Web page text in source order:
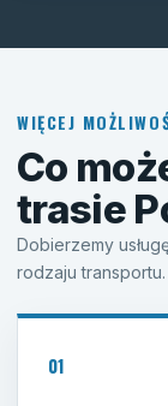
WIĘCEJ
Co
trasie
Dobierzemy
rodzaju transportu.
01